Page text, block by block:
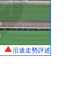
沿途走勢評述